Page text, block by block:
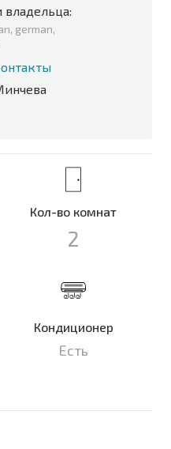
german,
Кол-во комнат
2
Кондиционер
Есть